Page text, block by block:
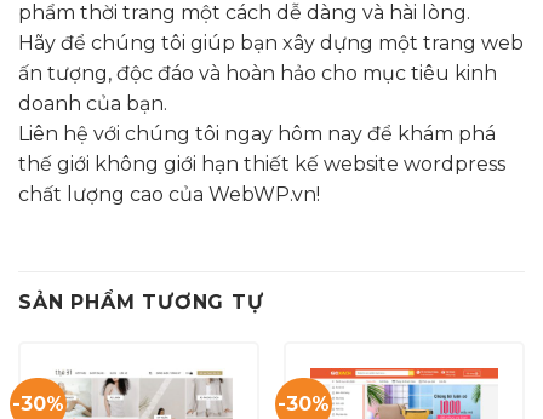
phẩm thời trang một cách dễ dàng và hài lòng.
Hãy để chúng tôi giúp bạn xây dựng một trang web
ấn tượng, độc đáo và hoàn hảo cho mục tiêu kinh
doanh của bạn.
Liên hệ với chúng tôi ngay hôm nay để khám phá
thế giới không giới hạn thiết kế website wordpress
chất lượng cao của WebWP.vn!
SẢN PHẨM TƯƠNG TỰ
-30% -30%